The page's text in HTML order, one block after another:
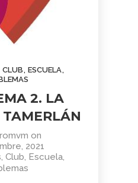
CON
– 4 DE
EN
2026
EL ARTE:
MADRID
EN LA
MITAD DEL
SIGLO XX
11
2026
ENTRENAMIENTO
COGNITIVO –
CLUB, ESCUELA,
2. LA
on
2021
, Club, Escuela,